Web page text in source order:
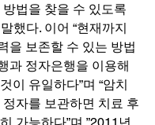
법을 찾을 수 있도록
했다. 이어 “현재까지
을 보존할 수 있는 방법
과 정자은행을 이용해
이 유일하다”며 “암치
자를 보관하면 치료 후